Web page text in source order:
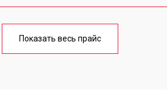
от 50 мин
Показать весь прайс